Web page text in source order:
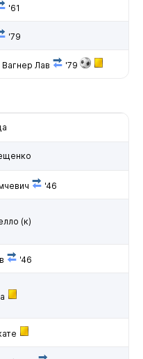
'61
'79
Лав '79
'46
(к)
'46